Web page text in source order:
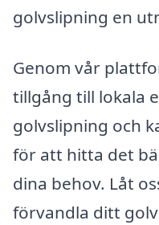
golvslipning en
Genom vår
tillgång till lokala
golvslipning och
för att hitta det
dina behov. Låt
förvandla ditt